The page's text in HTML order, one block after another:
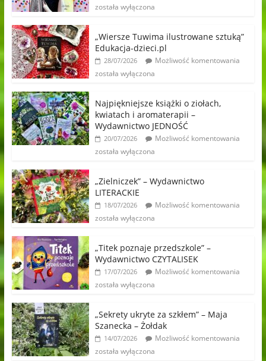
została wyłączona
„Wiersze Tuwima ilustrowane sztuką”
Edukacja-dzieci.pl
28/07/2026
Możliwość komentowania
została wyłączona
Najpiękniejsze książki o ziołach,
kwiatach i aromaterapii –
Wydawnictwo JEDNOŚĆ
20/07/2026
Możliwość komentowania
została wyłączona
„Zielniczek” – Wydawnictwo
LITERACKIE
18/07/2026
Możliwość komentowania
została wyłączona
„Titek poznaje przedszkole” –
Wydawnictwo CZYTALISEK
17/07/2026
Możliwość komentowania
została wyłączona
„Sekrety ukryte za szkłem” – Maja
Szanecka – Żołdak
14/07/2026
Możliwość komentowania
została wyłączona